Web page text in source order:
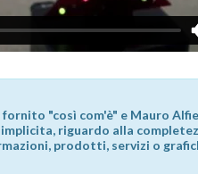
"così com'è" e Mauro
riguardo alla
prodotti, servizi o